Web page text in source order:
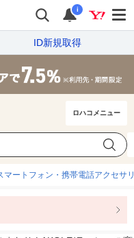
i
ID新規取得
ロハコメニュー
マートフォン・携帯電話アクセサ